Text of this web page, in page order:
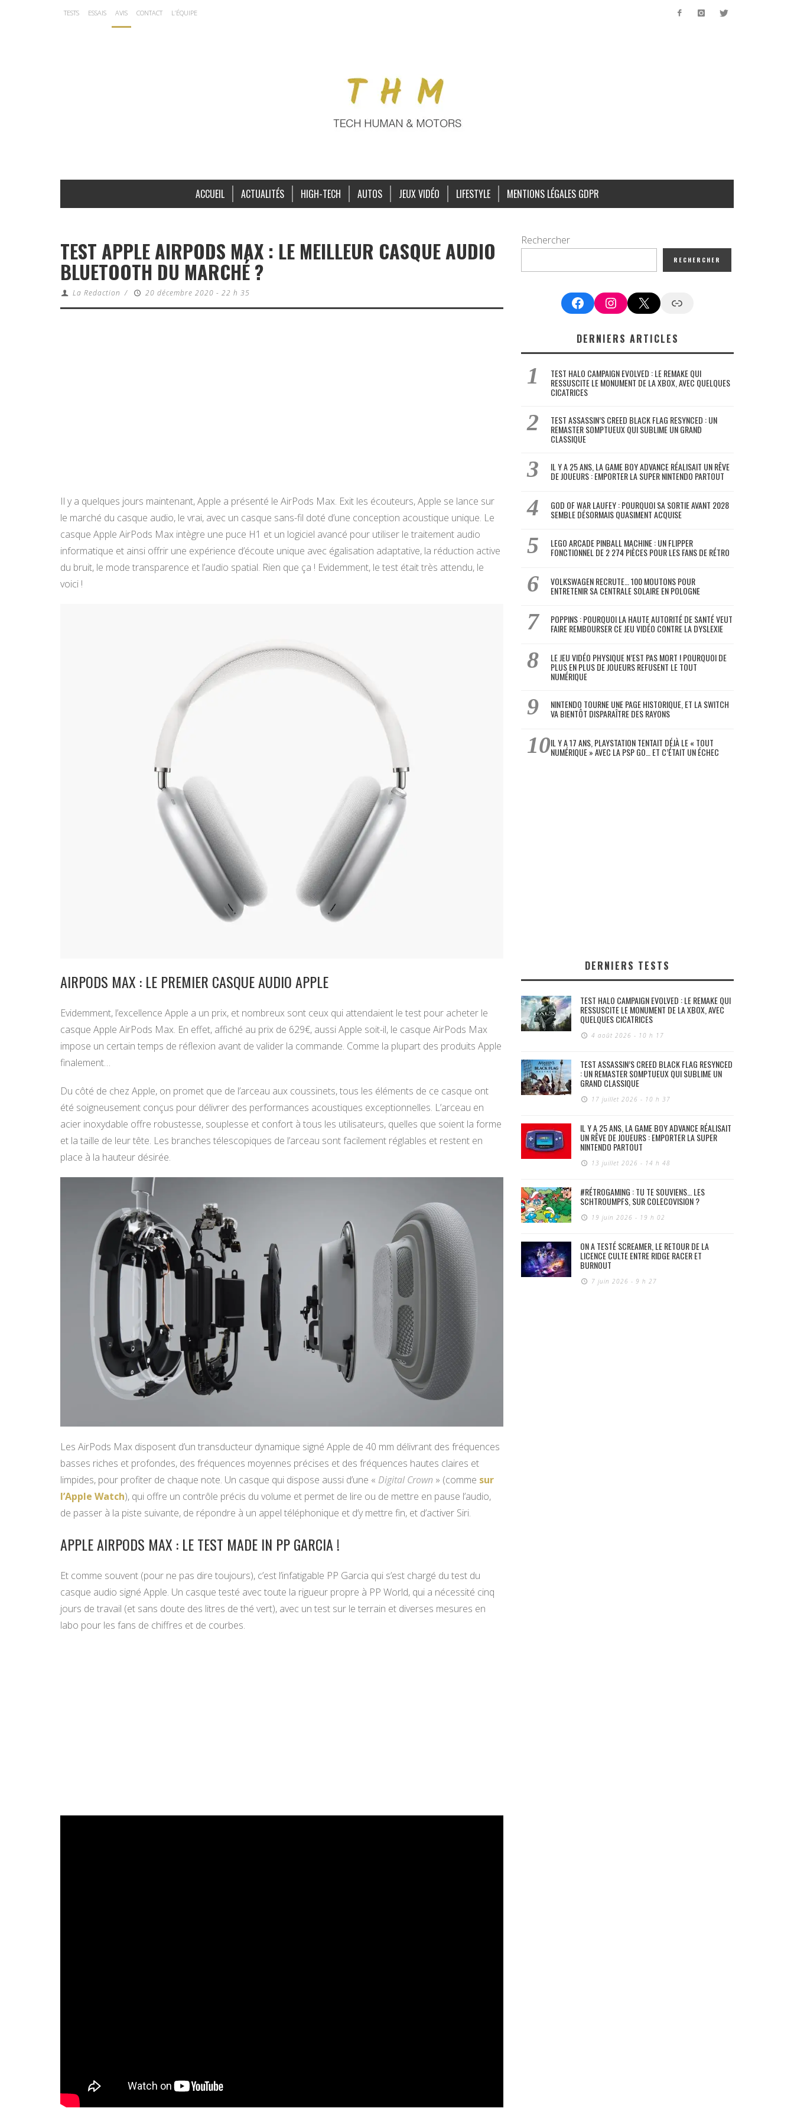
TESTS ESSAIS AVIS CONTACT L’ÉQUIPE
ACCUEIL ACTUALITÉS HIGH-TECH AUTOS JEUX VIDÉO LIFESTYLE MENTIONS LÉGALES GDPR
TEST APPLE AIRPODS MAX : LE MEILLEUR CASQUE AUDIO
BLUETOOTH DU MARCHÉ ?
La Redaction / 20 décembre 2020 - 22 h 35
Il y a quelques jours maintenant, Apple a présenté le AirPods Max. Exit les écouteurs, Apple se lance sur
le marché du casque audio, le vrai, avec un casque sans-fil doté d’une conception acoustique unique. Le
casque Apple AirPods Max intègre une puce H1 et un logiciel avancé pour utiliser le traitement audio
informatique et ainsi offrir une expérience d’écoute unique avec égalisation adaptative, la réduction active
du bruit, le mode transparence et l’audio spatial. Rien que ça ! Evidemment, le test était très attendu, le
voici !
AIRPODS MAX : LE PREMIER CASQUE AUDIO APPLE
Evidemment, l’excellence Apple a un prix, et nombreux sont ceux qui attendaient le test pour acheter le
casque Apple AirPods Max. En effet, affiché au prix de 629€, aussi Apple soit-il, le casque AirPods Max
impose un certain temps de réflexion avant de valider la commande. Comme la plupart des produits Apple
finalement…
Du côté de chez Apple, on promet que de l’arceau aux coussinets, tous les éléments de ce casque ont
été soigneusement conçus pour délivrer des performances acoustiques exceptionnelles. L’arceau en
acier inoxydable offre robustesse, souplesse et confort à tous les utilisateurs, quelles que soient la forme
et la taille de leur tête. Les branches télescopiques de l’arceau sont facilement réglables et restent en
place à la hauteur désirée.
Les AirPods Max disposent d’un transducteur dynamique signé Apple de 40 mm délivrant des fréquences
basses riches et profondes, des fréquences moyennes précises et des fréquences hautes claires et
limpides, pour profiter de chaque note. Un casque qui dispose aussi d’une « Digital Crown » (comme sur
l’Apple Watch), qui offre un contrôle précis du volume et permet de lire ou de mettre en pause l’audio,
de passer à la piste suivante, de répondre à un appel téléphonique et d’y mettre fin, et d’activer Siri.
APPLE AIRPODS MAX : LE TEST MADE IN PP GARCIA !
Et comme souvent (pour ne pas dire toujours), c’est l’infatigable PP Garcia qui s’est chargé du test du
casque audio signé Apple. Un casque testé avec toute la rigueur propre à PP World, qui a nécessité cinq
jours de travail (et sans doute des litres de thé vert), avec un test sur le terrain et diverses mesures en
labo pour les fans de chiffres et de courbes.
Rechercher
RECHERCHER
FacebookInstagram
X Google News
DERNIERS ARTICLES
TEST HALO CAMPAIGN EVOLVED : LE REMAKE QUI
RESSUSCITE LE MONUMENT DE LA XBOX, AVEC QUELQUES
CICATRICES
TEST ASSASSIN’S CREED BLACK FLAG RESYNCED : UN
REMASTER SOMPTUEUX QUI SUBLIME UN GRAND
CLASSIQUE
IL Y A 25 ANS, LA GAME BOY ADVANCE RÉALISAIT UN RÊVE
DE JOUEURS : EMPORTER LA SUPER NINTENDO PARTOUT
GOD OF WAR LAUFEY : POURQUOI SA SORTIE AVANT 2028
SEMBLE DÉSORMAIS QUASIMENT ACQUISE
LEGO ARCADE PINBALL MACHINE : UN FLIPPER
FONCTIONNEL DE 2 274 PIÈCES POUR LES FANS DE RÉTRO
VOLKSWAGEN RECRUTE… 100 MOUTONS POUR
ENTRETENIR SA CENTRALE SOLAIRE EN POLOGNE
POPPINS : POURQUOI LA HAUTE AUTORITÉ DE SANTÉ VEUT
FAIRE REMBOURSER CE JEU VIDÉO CONTRE LA DYSLEXIE
LE JEU VIDÉO PHYSIQUE N’EST PAS MORT ! POURQUOI DE
PLUS EN PLUS DE JOUEURS REFUSENT LE TOUT
NUMÉRIQUE
NINTENDO TOURNE UNE PAGE HISTORIQUE, ET LA SWITCH
VA BIENTÔT DISPARAÎTRE DES RAYONS
IL Y A 17 ANS, PLAYSTATION TENTAIT DÉJÀ LE « TOUT
NUMÉRIQUE » AVEC LA PSP GO… ET C’ÉTAIT UN ÉCHEC
DERNIERS TESTS
TEST HALO CAMPAIGN EVOLVED : LE REMAKE QUI
RESSUSCITE LE MONUMENT DE LA XBOX, AVEC
QUELQUES CICATRICES
4 août 2026 - 10 h 17
TEST ASSASSIN’S CREED BLACK FLAG RESYNCED
: UN REMASTER SOMPTUEUX QUI SUBLIME UN
GRAND CLASSIQUE
17 juillet 2026 - 10 h 37
IL Y A 25 ANS, LA GAME BOY ADVANCE RÉALISAIT
UN RÊVE DE JOUEURS : EMPORTER LA SUPER
NINTENDO PARTOUT
13 juillet 2026 - 14 h 48
#RÉTROGAMING : TU TE SOUVIENS… LES
SCHTROUMPFS, SUR COLECOVISION ?
19 juin 2026 - 19 h 02
ON A TESTÉ SCREAMER, LE RETOUR DE LA
LICENCE CULTE ENTRE RIDGE RACER ET
BURNOUT
7 juin 2026 - 9 h 27